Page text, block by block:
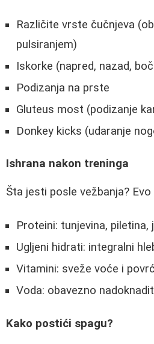
Različite vrste čučnjeva
pulsiranjem)
Iskorke (napred, nazad,
Podizanja na prste
Gluteus most (podizanje
Donkey kicks (udaranje
Ishrana nakon treninga
Šta jesti posle vežbanja?
Proteini: tunjevina, piletina,
Ugljeni hidrati: integralni
Vitamini: sveže voće i
Voda: obavezno
Kako postići spagu?